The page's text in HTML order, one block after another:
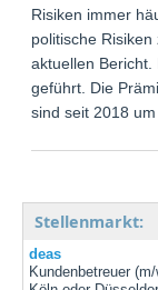
Risiken immer
politische
aktuellen
geführt. Die
sind seit 2018
Stellenmarkt:
deas
Kundenbetreuer